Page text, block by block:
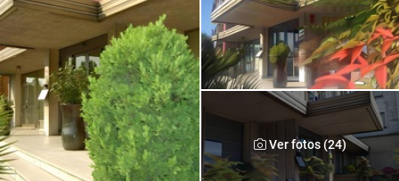
Ver fotos (24)